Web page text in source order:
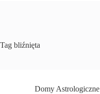
Tag bliźnięta
Domy Astrologiczne